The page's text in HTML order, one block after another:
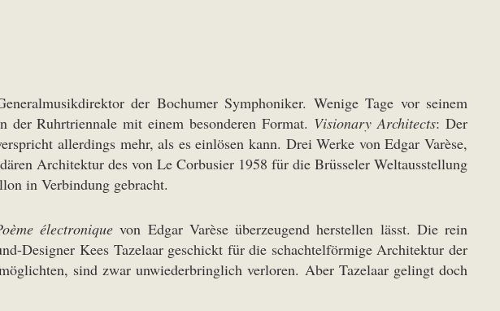
der Bochumer Symphoniker. Wenige Tage vor seinem
Ruhrtriennale mit einem besonderen Format. Visionary Architects: Der
allerdings mehr, als es einlösen kann. Drei Werke von Edgar Varèse,
Architektur des von Le Corbusier 1958 für die Brüsseler Weltausstellung
in Verbindung gebracht.
électronique von Edgar Varèse überzeugend herstellen lässt. Die rein
Designer Kees Tazelaar geschickt für die schachtelförmige Architektur der
sind zwar unwiederbringlich verloren. Aber Tazelaar gelingt doch